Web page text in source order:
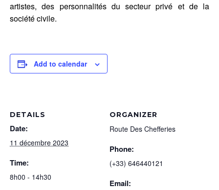
artistes, des personnalités du secteur privé et de la
société civile.
Add to calendar
DETAILS
Date:
11 décembre 2023
Time:
8h00 - 14h30
ORGANIZER
Route Des Chefferies
Phone:
(+33) 646440121
Email: